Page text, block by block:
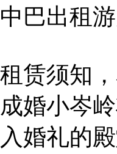
巴出租
租赁须知
婚小岑
婚礼的